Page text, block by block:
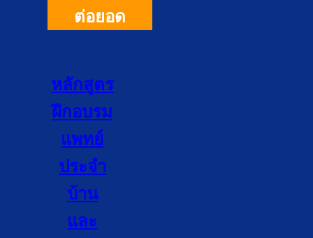
ต่อยอด
หลักสูตร
ฝึกอบรม
แพทย์
ประจำ
บ้าน
และ